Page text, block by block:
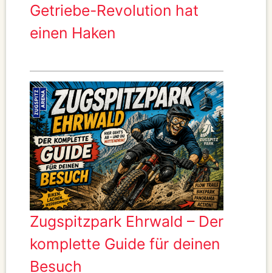
Getriebe-Revolution hat
einen Haken
Zugspitzpark Ehrwald – Der
komplette Guide für deinen
Besuch